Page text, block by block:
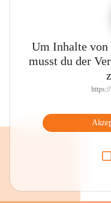
Um Inhalte von
musst du der